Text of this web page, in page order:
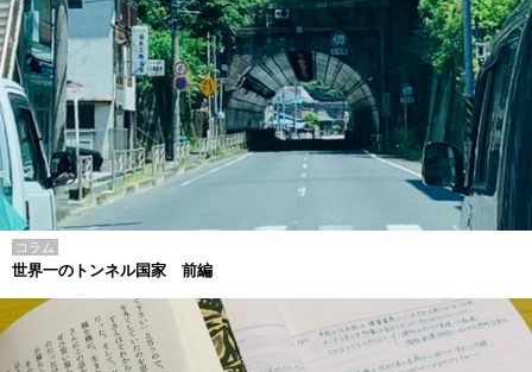
コラム
世界一のトンネル国家 前編